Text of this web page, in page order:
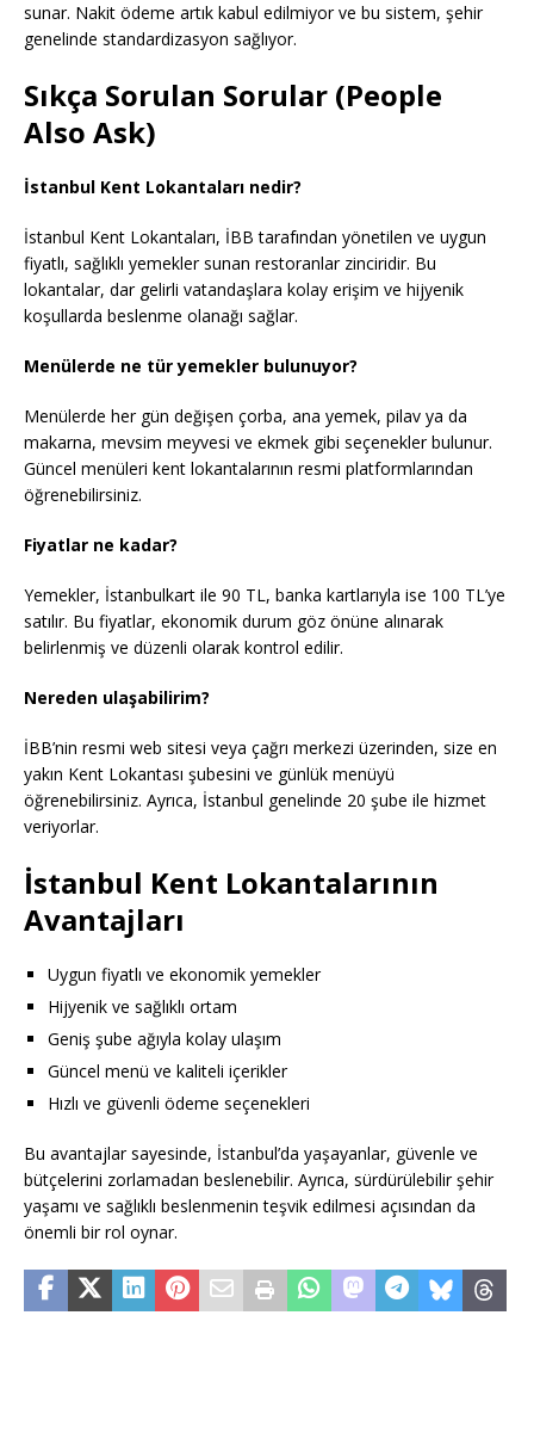
sunar. Nakit ödeme artık kabul edilmiyor ve bu sistem, şehir
genelinde standardizasyon sağlıyor.
Sıkça Sorulan Sorular (People
Also Ask)
İstanbul Kent Lokantaları nedir?
İstanbul Kent Lokantaları, İBB tarafından yönetilen ve uygun
fiyatlı, sağlıklı yemekler sunan restoranlar zinciridir. Bu
lokantalar, dar gelirli vatandaşlara kolay erişim ve hijyenik
koşullarda beslenme olanağı sağlar.
Menülerde ne tür yemekler bulunuyor?
Menülerde her gün değişen çorba, ana yemek, pilav ya da
makarna, mevsim meyvesi ve ekmek gibi seçenekler bulunur.
Güncel menüleri kent lokantalarının resmi platformlarından
öğrenebilirsiniz.
Fiyatlar ne kadar?
Yemekler, İstanbulkart ile 90 TL, banka kartlarıyla ise 100 TL’ye
satılır. Bu fiyatlar, ekonomik durum göz önüne alınarak
belirlenmiş ve düzenli olarak kontrol edilir.
Nereden ulaşabilirim?
İBB’nin resmi web sitesi veya çağrı merkezi üzerinden, size en
yakın Kent Lokantası şubesini ve günlük menüyü
öğrenebilirsiniz. Ayrıca, İstanbul genelinde 20 şube ile hizmet
veriyorlar.
İstanbul Kent Lokantalarının
Avantajları
Uygun fiyatlı ve ekonomik yemekler
Hijyenik ve sağlıklı ortam
Geniş şube ağıyla kolay ulaşım
Güncel menü ve kaliteli içerikler
Hızlı ve güvenli ödeme seçenekleri
Bu avantajlar sayesinde, İstanbul’da yaşayanlar, güvenle ve
bütçelerini zorlamadan beslenebilir. Ayrıca, sürdürülebilir şehir
yaşamı ve sağlıklı beslenmenin teşvik edilmesi açısından da
önemli bir rol oynar.